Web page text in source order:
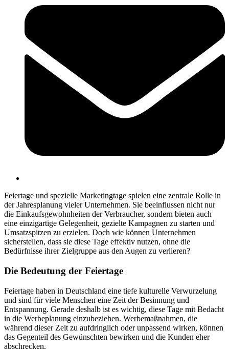
Feiertage und spezielle Marketingtage spielen eine zentrale Rolle in
der Jahresplanung vieler Unternehmen. Sie beeinflussen nicht nur
die Einkaufsgewohnheiten der Verbraucher, sondern bieten auch
eine einzigartige Gelegenheit, gezielte Kampagnen zu starten und
Umsatzspitzen zu erzielen. Doch wie können Unternehmen
sicherstellen, dass sie diese Tage effektiv nutzen, ohne die
Bedürfnisse ihrer Zielgruppe aus den Augen zu verlieren?
Die Bedeutung der Feiertage
Feiertage haben in Deutschland eine tiefe kulturelle Verwurzelung
und sind für viele Menschen eine Zeit der Besinnung und
Entspannung. Gerade deshalb ist es wichtig, diese Tage mit Bedacht
in die Werbeplanung einzubeziehen. Werbemaßnahmen, die
während dieser Zeit zu aufdringlich oder unpassend wirken, können
das Gegenteil des Gewünschten bewirken und die Kunden eher
abschrecken.